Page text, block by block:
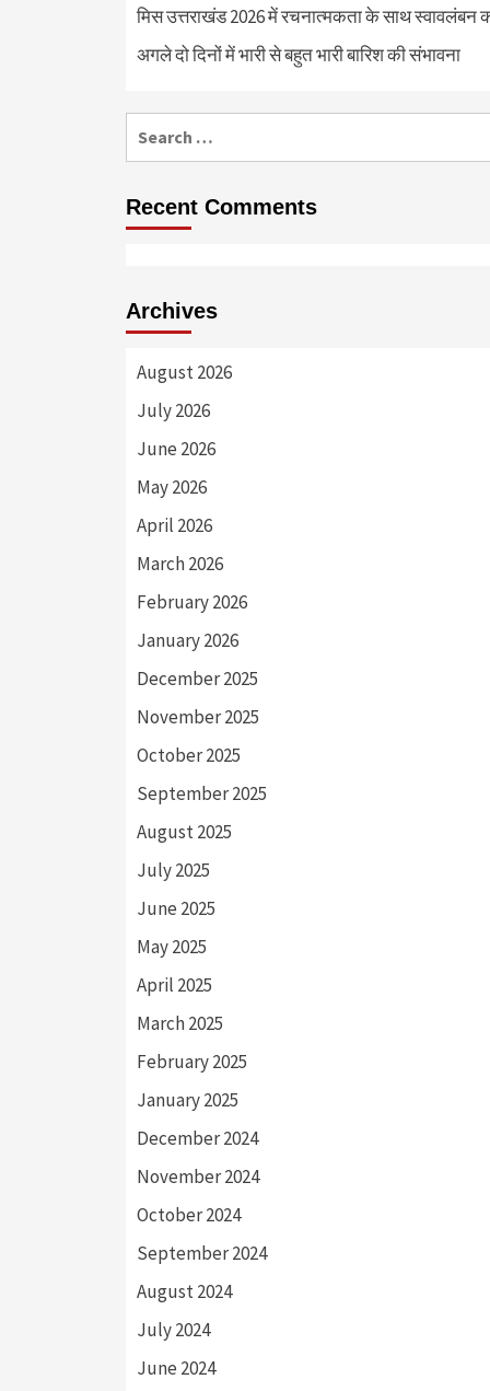
मिस उत्तराखंड 2026 में रचनात्मकता के साथ स्वावलंबन
अगले दो दिनों में भारी से बहुत भारी बारिश की संभावना
Recent Comments
Archives
August 2026
July 2026
June 2026
May 2026
April 2026
March 2026
February 2026
January 2026
December 2025
November 2025
October 2025
September 2025
August 2025
July 2025
June 2025
May 2025
April 2025
March 2025
February 2025
January 2025
December 2024
November 2024
October 2024
September 2024
August 2024
July 2024
June 2024